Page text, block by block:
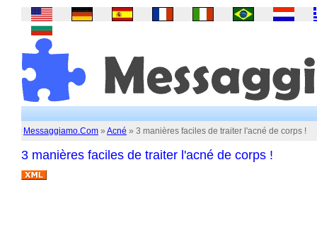
Messaggiamo.Com » Acné » 3 manières faciles de traiter l'acné de corps !
3 manières faciles de traiter l'acné de corps !